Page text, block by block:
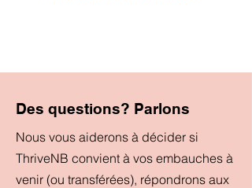
Des questions? Parlons
Nous vous aiderons à décider si
ThriveNB convient à vos embauches à
venir (ou transférées), répondrons aux